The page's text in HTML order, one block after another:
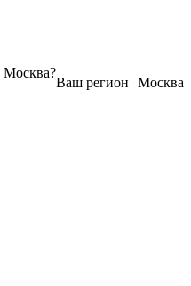
Москва
Ваш регион
Москва?